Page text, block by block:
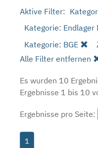
Aktive Filter:
Kategorie: Endlager
Kategorie: BGE
Alle Filter entfernen
Es wurden 10
Ergebnisse 1 bis 10
Ergebnisse pro Seite:
1